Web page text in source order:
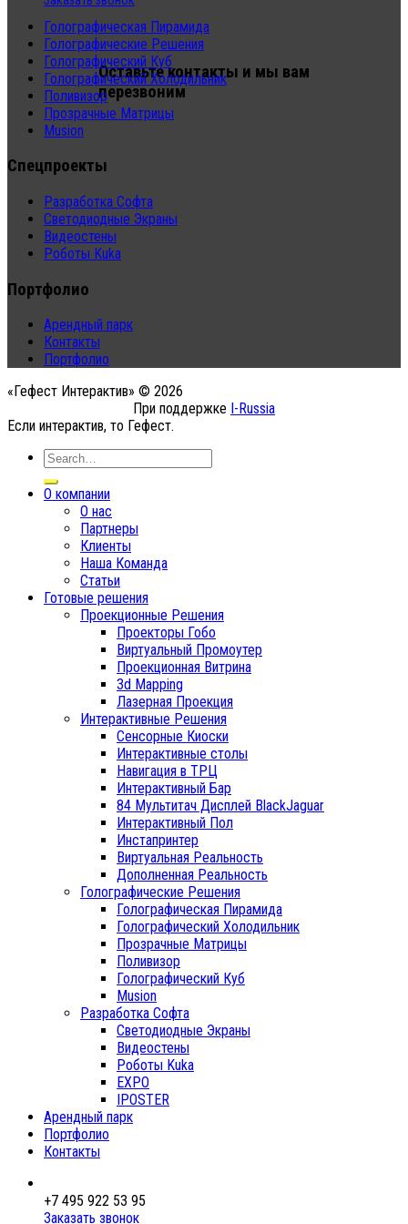
Оставьте контакты и мы вам
перезвоним
Голографическая Пирамида
Голографические Решения
Голографический Куб
Голографический Холодильник
Поливизор
Прозрачные Матрицы
Musion
Спецпроекты
Разработка Софта
Светодиодные Экраны
Видеостены
Роботы Kuka
Портфолио
Арендный парк
Контакты
Портфолио
«Гефест Интерактив» © 2026
При поддержке I-Russia
Если интерактив, то Гефест.
О компании
О нас
Партнеры
Клиенты
Наша Команда
Статьи
Готовые решения
Проекционные Решения
Проекторы Гобо
Виртуальный Промоутер
Проекционная Витрина
3d Mapping
Лазерная Проекция
Интерактивные Решения
Сенсорные Киоски
Интерактивные столы
Навигация в ТРЦ
Интерактивный Бар
84 Мультитач Дисплей BlackJaguar
Интерактивный Пол
Инстапринтер
Виртуальная Реальность
Дополненная Реальность
Голографические Решения
Голографическая Пирамида
Голографический Холодильник
Прозрачные Матрицы
Поливизор
Голографический Куб
Musion
Разработка Софта
Светодиодные Экраны
Видеостены
Роботы Kuka
EXPO
IPOSTER
Арендный парк
Портфолио
Контакты
+7 495 922 53 95
Заказать звонок